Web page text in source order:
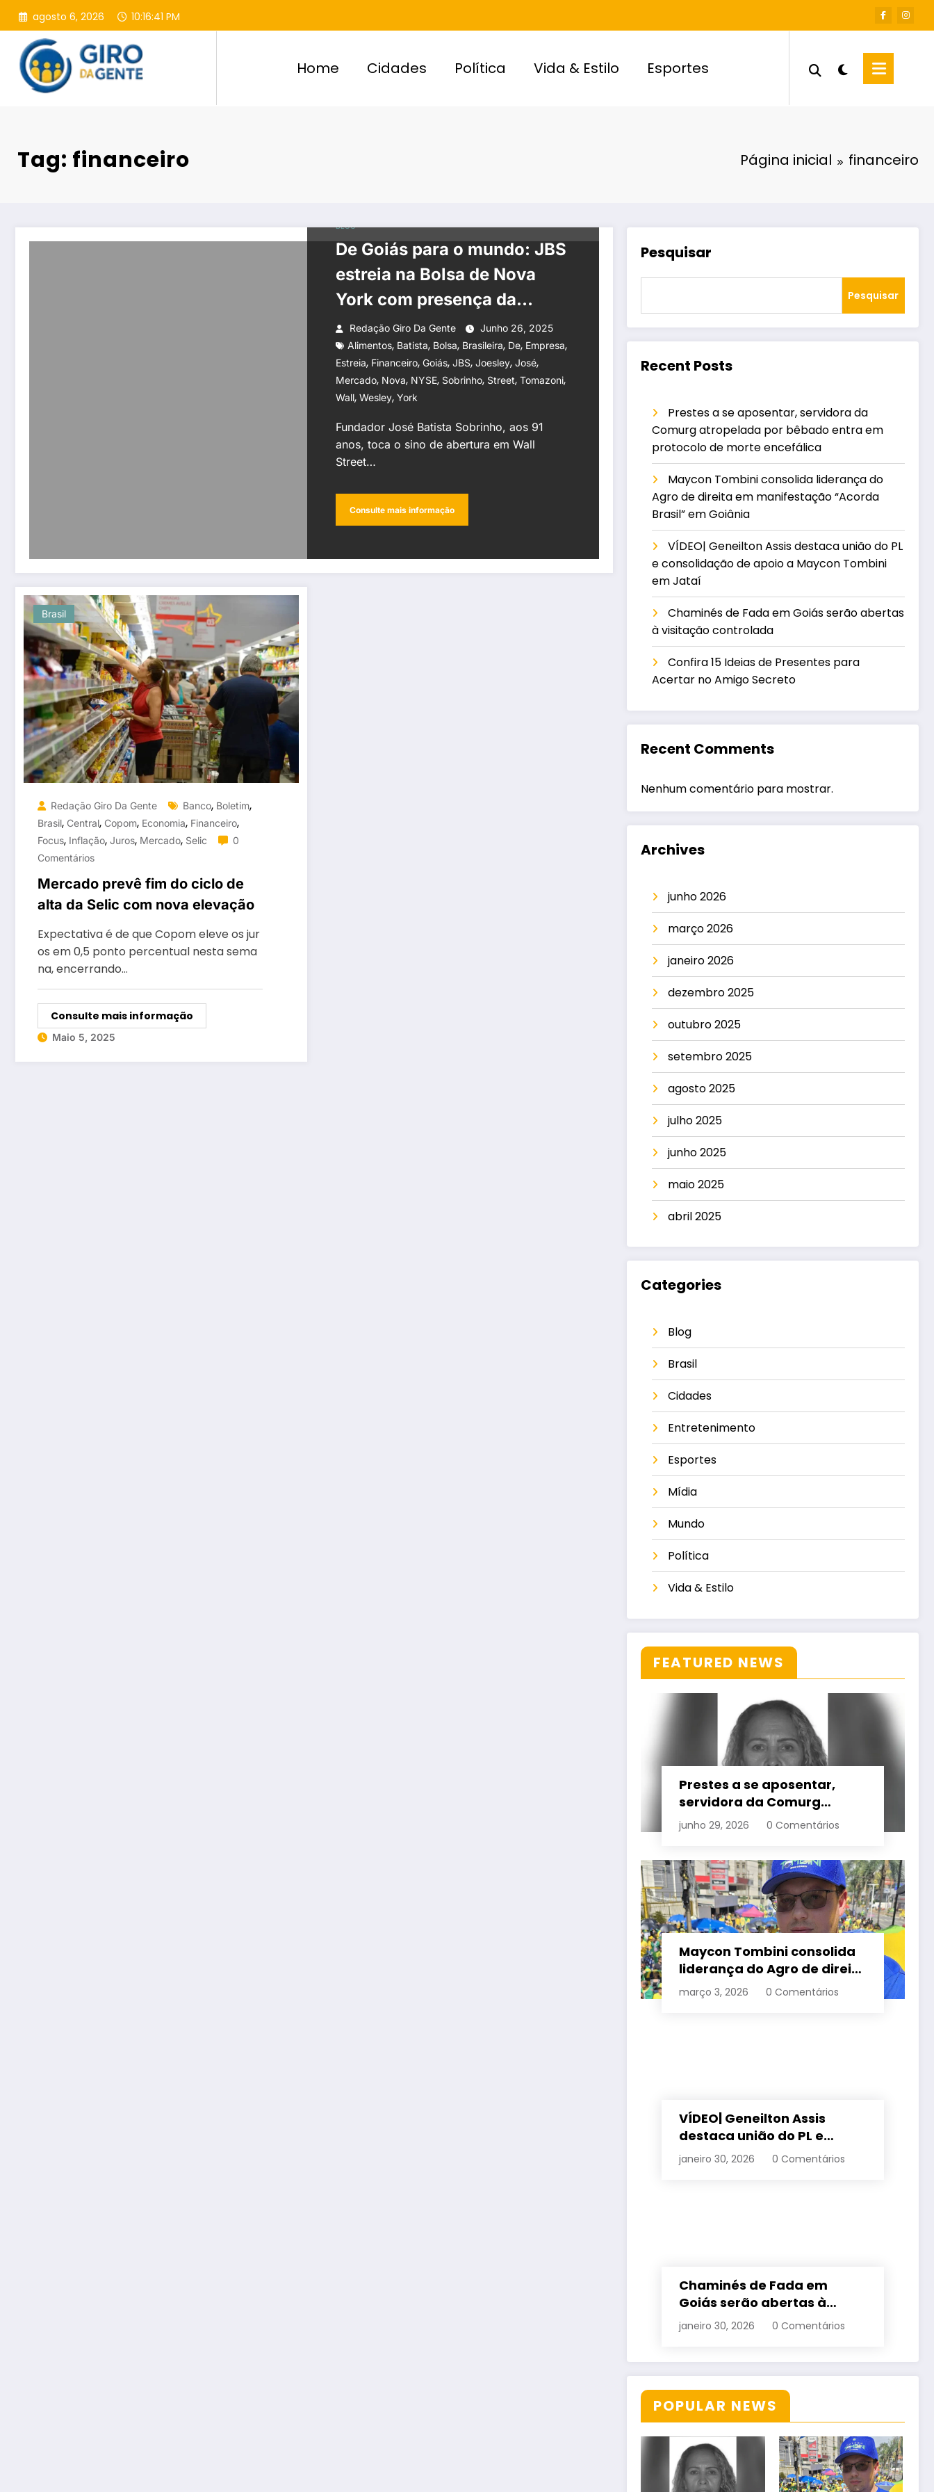
Pular
para
conteúdo
agosto 6, 2026 10:16:42 PM
Home Cidades Política Vida & Estilo Esportes
Tag: financeiro Página inicial financeiro
BLOG
De Goiás para o mundo: JBS
estreia na Bolsa de Nova
York com presença da
família Batista
Redação Giro Da Gente
Junho 26, 2025
Alimentos, Batista, Bolsa, Brasileira, De, Empresa,
Estreia, Financeiro, Goiás, JBS, Joesley, José,
Mercado, Nova, NYSE, Sobrinho, Street, Tomazoni,
Wall, Wesley, York
Fundador José Batista Sobrinho, aos 91
anos, toca o sino de abertura em Wall
Street…
Consulte mais informação
Brasil
Redação Giro Da Gente Banco, Boletim,
Brasil, Central, Copom, Economia, Financeiro,
Focus, Inflação, Juros, Mercado, Selic
0
Comentários
Mercado prevê fim do ciclo de
alta da Selic com nova elevação
Expectativa é de que Copom eleve os jur
os em 0,5 ponto percentual nesta sema
na, encerrando…
Consulte mais informação
Maio 5, 2025
Pesquisar
Pesquisar
Recent Posts
Prestes a se aposentar, servidora da
Comurg atropelada por bêbado entra em
protocolo de morte encefálica
Maycon Tombini consolida liderança do
Agro de direita em manifestação “Acorda
Brasil” em Goiânia
VÍDEO| Geneilton Assis destaca união do PL
e consolidação de apoio a Maycon Tombini
em Jataí
Chaminés de Fada em Goiás serão abertas
à visitação controlada
Confira 15 Ideias de Presentes para
Acertar no Amigo Secreto
Recent Comments
Nenhum comentário para mostrar.
Archives
junho 2026
março 2026
janeiro 2026
dezembro 2025
outubro 2025
setembro 2025
agosto 2025
julho 2025
junho 2025
maio 2025
abril 2025
Categories
Blog
Brasil
Cidades
Entretenimento
Esportes
Mídia
Mundo
Política
Vida & Estilo
FEATURED NEWS
Prestes a se aposentar,
servidora da Comurg
atropelada por bêbado
entra em protocolo de
junho 29, 2026 0 Comentários
Maycon Tombini consolida
liderança do Agro de direita
em manifestação “Acorda
Brasil” em Goiânia
março 3, 2026 0 Comentários
VÍDEO| Geneilton Assis
destaca união do PL e
consolidação de apoio a
Maycon Tombini em Jataí
janeiro 30, 2026 0 Comentários
Chaminés de Fada em
Goiás serão abertas à
visitação controlada
janeiro 30, 2026 0 Comentários
POPULAR NEWS